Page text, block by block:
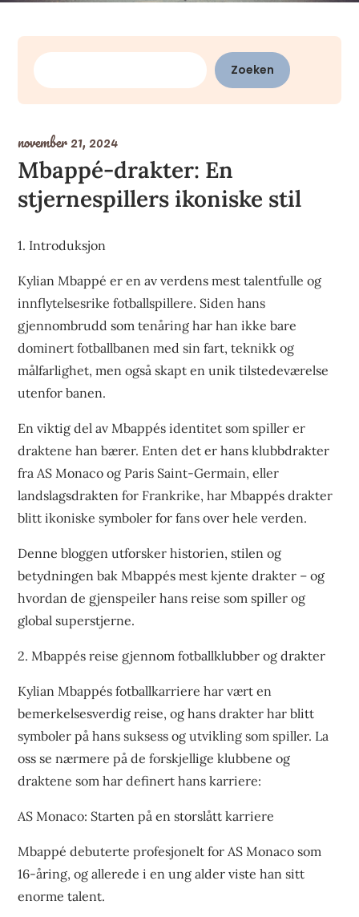
Zoeken
Zoeken
november 21, 2024
Mbappé-drakter: En
stjernespillers ikoniske stil
1. Introduksjon
Kylian Mbappé er en av verdens mest talentfulle og
innflytelsesrike fotballspillere. Siden hans
gjennombrudd som tenåring har han ikke bare
dominert fotballbanen med sin fart, teknikk og
målfarlighet, men også skapt en unik tilstedeværelse
utenfor banen.
En viktig del av Mbappés identitet som spiller er
draktene han bærer. Enten det er hans klubbdrakter
fra AS Monaco og Paris Saint-Germain, eller
landslagsdrakten for Frankrike, har Mbappés drakter
blitt ikoniske symboler for fans over hele verden.
Denne bloggen utforsker historien, stilen og
betydningen bak Mbappés mest kjente drakter – og
hvordan de gjenspeiler hans reise som spiller og
global superstjerne.
2. Mbappés reise gjennom fotballklubber og drakter
Kylian Mbappés fotballkarriere har vært en
bemerkelsesverdig reise, og hans drakter har blitt
symboler på hans suksess og utvikling som spiller. La
oss se nærmere på de forskjellige klubbene og
draktene som har definert hans karriere:
AS Monaco: Starten på en storslått karriere
Mbappé debuterte profesjonelt for AS Monaco som
16-åring, og allerede i en ung alder viste han sitt
enorme talent.